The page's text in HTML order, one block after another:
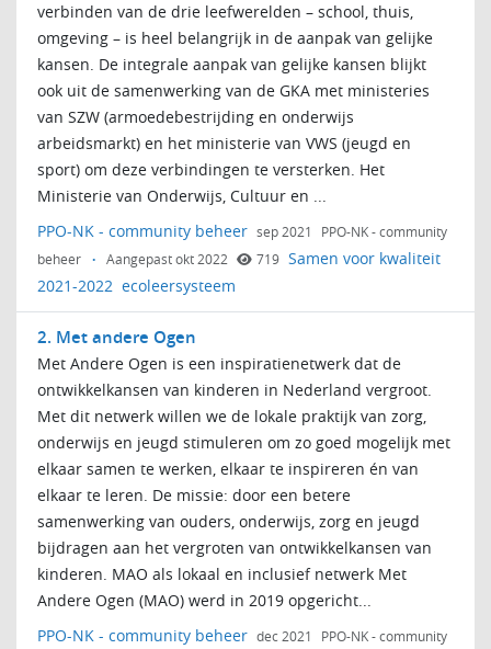
verbinden van de drie leefwerelden – school, thuis,
omgeving – is heel belangrijk in de aanpak van gelijke
kansen. De integrale aanpak van gelijke kansen blijkt
ook uit de samenwerking van de GKA met ministeries
van SZW (armoedebestrijding en onderwijs
arbeidsmarkt) en het ministerie van VWS (jeugd en
sport) om deze verbindingen te versterken. Het
Ministerie van Onderwijs, Cultuur en ...
PPO-NK - community beheer sep 2021
PPO-NK - community
beheer
· Aangepast okt 2022 719 Samen voor kwaliteit
2021-2022 ecoleersysteem
2. Met andere Ogen
Met Andere Ogen is een inspiratienetwerk dat de
ontwikkelkansen van kinderen in Nederland vergroot.
Met dit netwerk willen we de lokale praktijk van zorg,
onderwijs en jeugd stimuleren om zo goed mogelijk met
elkaar samen te werken, elkaar te inspireren én van
elkaar te leren. De missie: door een betere
samenwerking van ouders, onderwijs, zorg en jeugd
bijdragen aan het vergroten van ontwikkelkansen van
kinderen. MAO als lokaal en inclusief netwerk Met
Andere Ogen (MAO) werd in 2019 opgericht...
PPO-NK - community beheer dec 2021
PPO-NK - community